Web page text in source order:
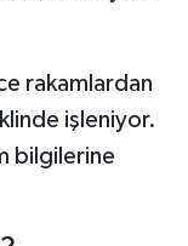
rakamlardan
işleniyor.
bilgilerine